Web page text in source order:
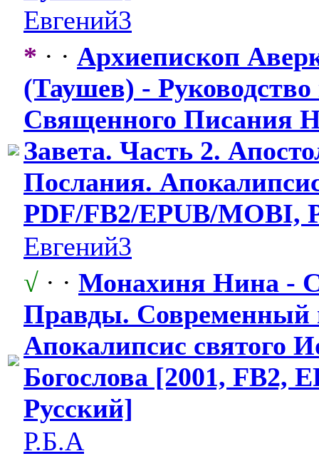
Евгений3
* · · Архиепископ
(Таушев) -
Священного Писания
Завета. Часть 2.
Послания.
PDF/FB2/EPUB​/MOBI,
Евгений3
√ · · Монахиня Нина -
Правды. Современный
Апокалипсис святого
Богослова [2001, FB2,
Русский]
Р.Б.А